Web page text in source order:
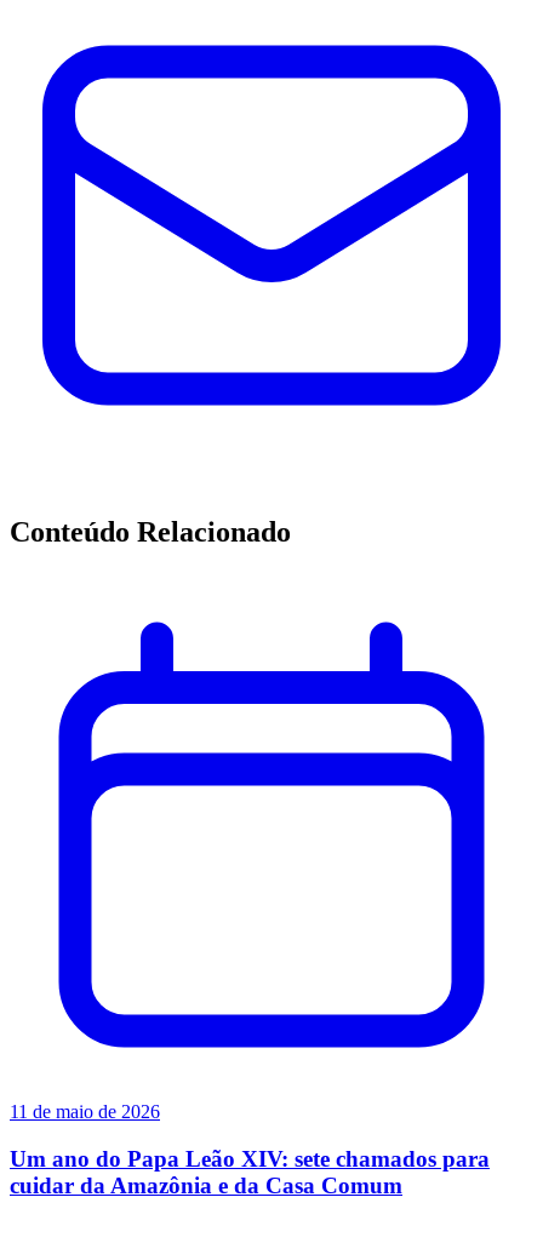
Conteúdo Relacionado
11 de maio de 2026
Um ano do Papa Leão XIV: sete chamados para
cuidar da Amazônia e da Casa Comum